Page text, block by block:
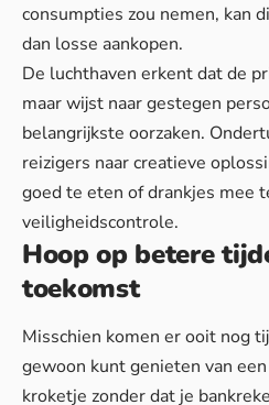
consumpties zou nemen, kan
dan losse aankopen.
De luchthaven erkent dat de
maar wijst naar gestegen
belangrijkste oorzaken.
reizigers naarcreatieve
goed te eten of drankjes mee
veiligheidscontrole.
Hoop op betere
toekomst
Misschien komen er ooit nog
gewoon kunt genieten van
kroketje zonder dat je